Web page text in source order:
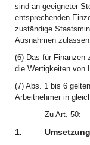
sind an geeigneter
entsprechenden
zuständige
Ausnahmen
(6) Das für Finanzen
die Wertigkeiten von
(7) Abs. 1 bis 6
Arbeitnehmer in
Zu Art. 50:
1.